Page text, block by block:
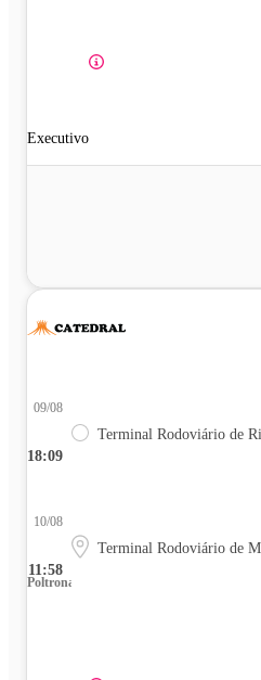
Executivo
18:09
09/08
Terminal Rodoviário de
11:58
10/08
Terminal Rodoviário de
Poltrona